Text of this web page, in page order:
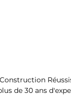
de 30 ans